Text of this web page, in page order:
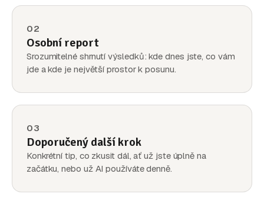
02
Osobní report
Srozumitelné shrnutí výsledků: kde dnes jste, co vám
jde a kde je největší prostor k posunu.
03
Doporučený další krok
Konkrétní tip, co zkusit dál, ať už jste úplně na
začátku, nebo už AI používáte denně.